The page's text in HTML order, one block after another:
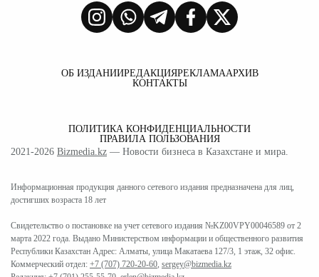
ОБ ИЗДАНИИРЕДАКЦИЯРЕКЛАМААРХИВ
КОНТАКТЫ
ПОЛИТИКА КОНФИДЕНЦИАЛЬНОСТИ
ПРАВИЛА ПОЛЬЗОВАНИЯ
2021-2026 Bizmedia.kz — Новости бизнеса в Казахстане и мира.
Информационная продукция данного сетевого издания предназначена для лиц,
достигших возраста 18 лет
Свидетельство о постановке на учет сетевого издания №KZ00VPY00046589 от 2
марта 2022 года. Выдано Министерством информации и общественного развития
Республики Казахстан Адрес: Алматы, улица Макатаева 127/3, 1 этаж, 32 офис.
Коммерческий отдел: +7 (707) 720-20-60, sergey@bizmedia.kz